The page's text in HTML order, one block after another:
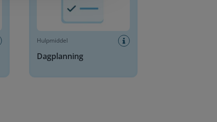
Hulpmiddel
Dagplanning